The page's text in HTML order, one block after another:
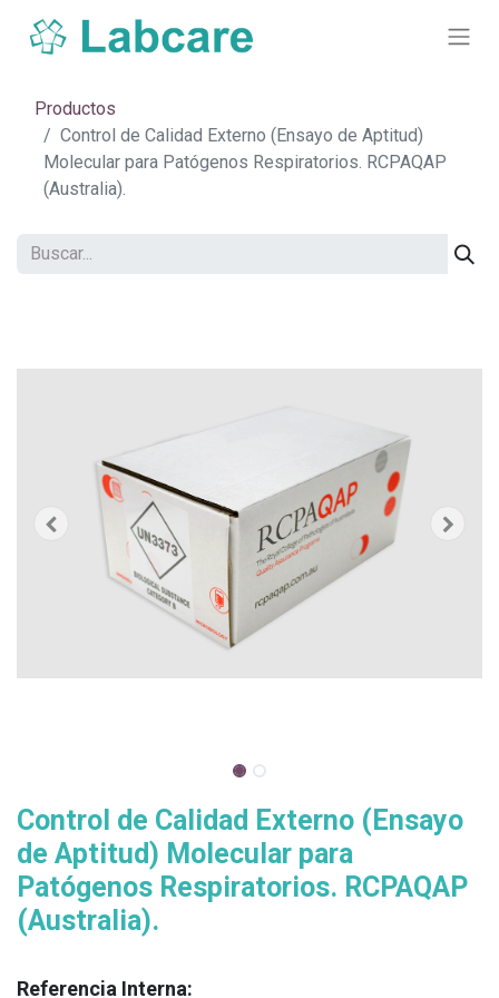
Productos
Control de Calidad Externo (Ensayo de Aptitud)
Molecular para Patógenos Respiratorios. RCPAQAP
(Australia).
Control de Calidad Externo (Ensayo
de Aptitud) Molecular para
Patógenos Respiratorios. RCPAQAP
(Australia).
Referencia Interna: